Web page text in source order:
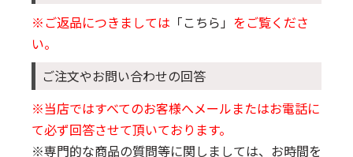
※ご返品につきましては 「こちら」 をご覧くださ
い。
ご注文やお問い合わせの回答
※当店ではすべてのお客様へメールまたはお電話に
て必ず回答させて頂いております。
※専門的な商品の質問等に関しましては、お時間を